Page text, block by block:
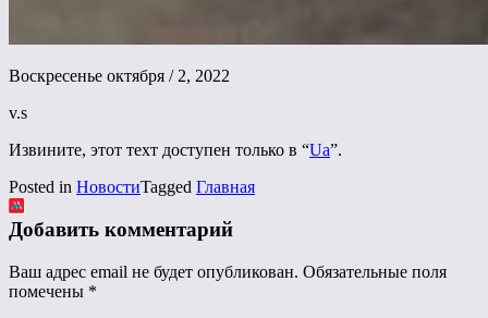
Воскресенье октября / 2, 2022
v.s
Извините, этот техт доступен только в “Ua”.
Posted in НовостиTagged Главная
Добавить комментарий
Ваш адрес email не будет опубликован. Обязательные поля
помечены *